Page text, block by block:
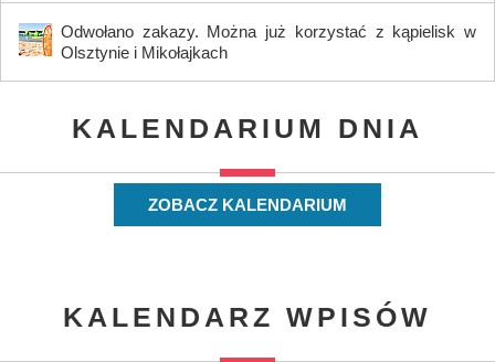
Odwołano zakazy. Można już korzystać z kąpielisk w
Olsztynie i Mikołajkach
KALENDARIUM DNIA
ZOBACZ KALENDARIUM
KALENDARZ WPISÓW